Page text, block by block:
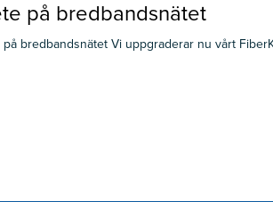
på bredbandsnätet
bredbandsnätet Vi uppgraderar nu vårt